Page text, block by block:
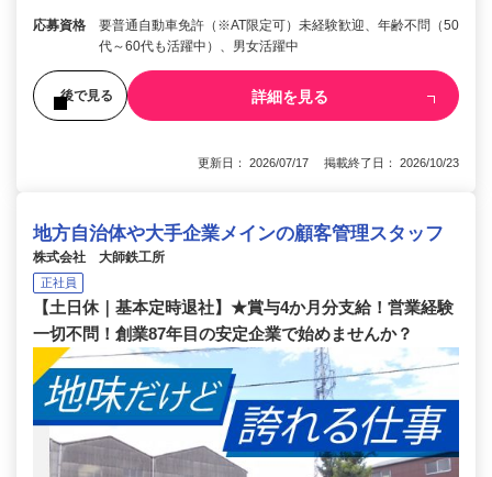
応募資格
要普通自動車免許（※AT限定可）未経験歓迎、年齢不問（50
代～60代も活躍中）、男女活躍中
後で見る 詳細を見る
更新日： 2026/07/17 掲載終了日： 2026/10/23
地方自治体や大手企業メインの顧客管理スタッフ
株式会社 大師鉄工所
正社員
【土日休｜基本定時退社】★賞与4か月分支給！営業経験
一切不問！創業87年目の安定企業で始めませんか？